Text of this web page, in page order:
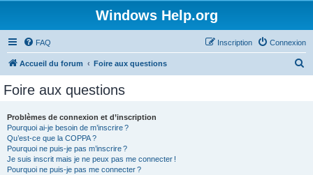
Windows Help.org
FAQ Connexion
Inscription
Accueil du forum Foire aux questions
Foire aux questions
Problèmes de connexion et d’inscription
Pourquoi ai-je besoin de m’inscrire ?
Qu’est-ce que la COPPA ?
Pourquoi ne puis-je pas m’inscrire ?
Je suis inscrit mais je ne peux pas me connecter !
Pourquoi ne puis-je pas me connecter ?